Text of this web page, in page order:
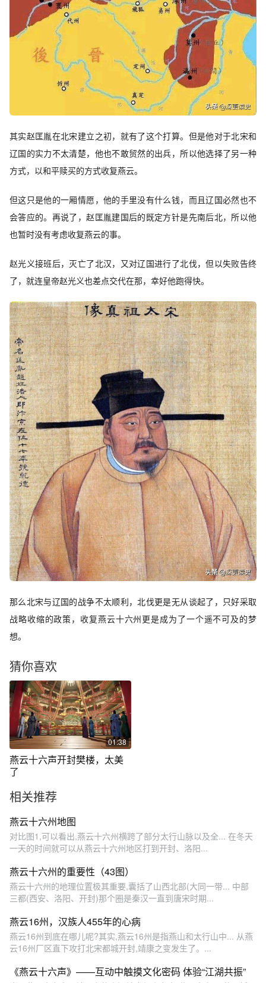
其实赵匡胤在北宋建立之初，就有了这个打算。但是他对于北宋和
辽国的实力不太清楚，他也不敢贸然的出兵，所以他选择了另一种
方式，以和平赎买的方式收复燕云。
但这只是他的一厢情愿，他的手里没有什么钱，而且辽国必然也不
会答应的。再说了，赵匡胤建国后的既定方针是先南后北，所以他
也暂时没有考虑收复燕云的事。
赵光义接班后，灭亡了北汉，又对辽国进行了北伐，但以失败告终
了，就连皇帝赵光义也差点交代在那，幸好他跑得快。
那么北宋与辽国的战争不太顺利，北伐更是无从谈起了，只好采取
战略收缩的政策，收复燕云十六州更是成为了一个遥不可及的梦
想。
猜你喜欢
01:38
燕云十六声开封樊楼，太美
了
相关推荐
燕云十六州地图
对比图1,可以看出,燕云十六州横跨了部分太行山脉以及全... 在冬天
一天的时间就可以从燕云十六州地区打到开封、洛阳...
燕云十六州的重要性（43图）
燕云十六州的地理位置极其重要,囊括了山西北部(大同一带... 中部
三都(西安、洛阳、开封)那个圈是秦汉一直到唐宋时期...
燕云16州，汉族人455年的心病
燕云16州到底在哪儿呢?其实,燕云16州是指燕山和太行山中... 从燕
云16州厂区直下攻打北宋都城开封,靖康之变发生了。...
《燕云十六声》——互动中触摸文化密码 体验“江湖共振”